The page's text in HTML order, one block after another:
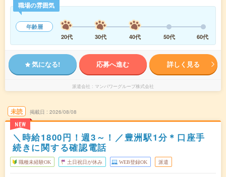
職場の雰囲気
年齢層
20代
30代 40代 50代 60代
気になる! 応募へ進む 詳しく見る
派遣会社 マンパワーグループ株式会社
未読
NEW
掲載日 2026/08/08
＼時給1800円！週3～！／豊洲駅1分＊口座手
続きに関する確認電話
職種未経験OK 土日祝日が休み WEB登録OK 派遣